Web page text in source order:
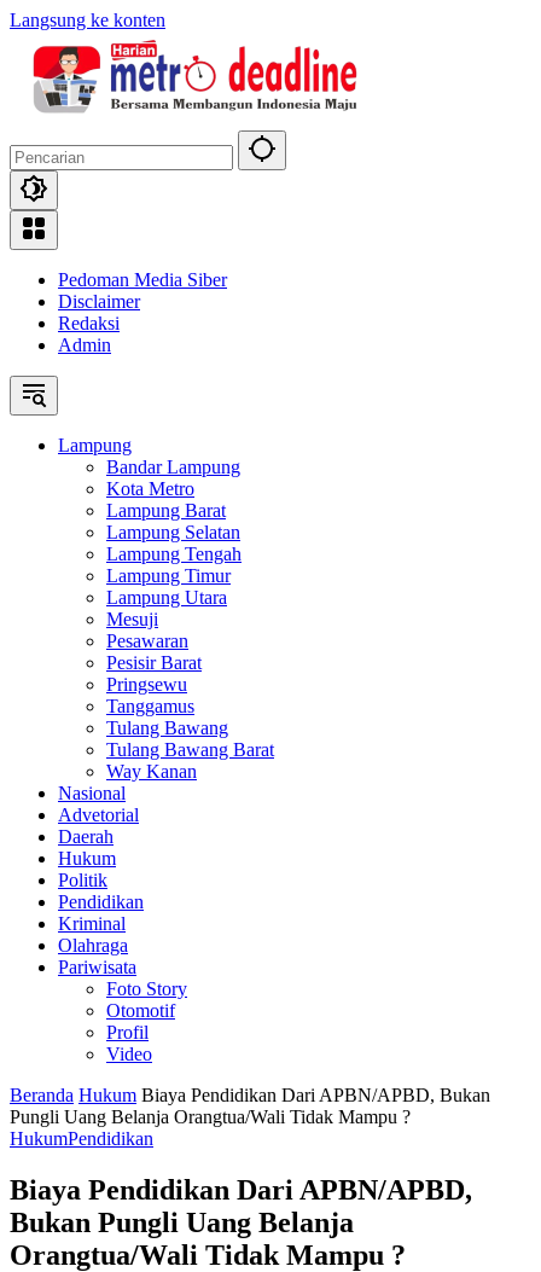
Langsung ke konten
Pedoman Media Siber
Disclaimer
Redaksi
Admin
Lampung
Bandar Lampung
Kota Metro
Lampung Barat
Lampung Selatan
Lampung Tengah
Lampung Timur
Lampung Utara
Mesuji
Pesawaran
Pesisir Barat
Pringsewu
Tanggamus
Tulang Bawang
Tulang Bawang Barat
Way Kanan
Nasional
Advetorial
Daerah
Hukum
Politik
Pendidikan
Kriminal
Olahraga
Pariwisata
Foto Story
Otomotif
Profil
Video
Beranda Hukum Biaya Pendidikan Dari APBN/APBD, Bukan
Pungli Uang Belanja Orangtua/Wali Tidak Mampu ?
HukumPendidikan
Biaya Pendidikan Dari APBN/APBD,
Bukan Pungli Uang Belanja
Orangtua/Wali Tidak Mampu ?